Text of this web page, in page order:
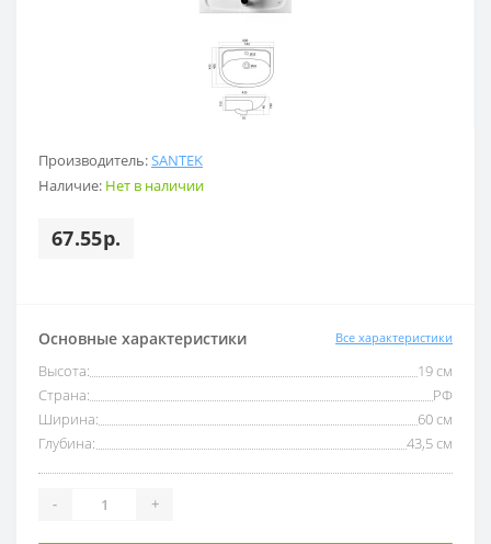
Производитель:SANTEK
Наличие: Нет в наличии
67.55р.
Основные характеристики Все характеристики
Высота:
19 см
Страна:
РФ
Ширина:
60 см
Глубина:
43,5 см
- +